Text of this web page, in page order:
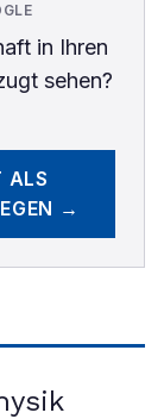
in Ihren
sehen?
ALS
→